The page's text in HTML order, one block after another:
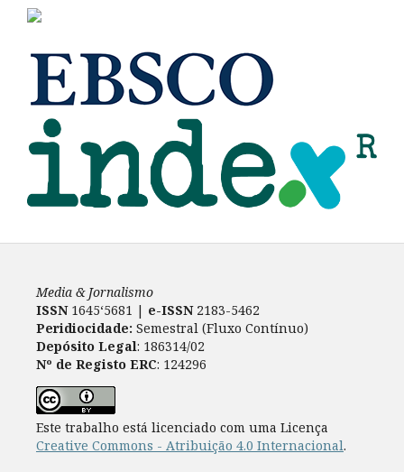
Media & Jornalismo
ISSN 1645‘5681 | e-ISSN2183-5462
Peridiocidade: Semestral (Fluxo Contínuo)
Depósito Legal: 186314/02
Nº de Registo ERC: 124296
Este trabalho está licenciado com uma Licença
Creative Commons - Atribuição 4.0 Internacional.